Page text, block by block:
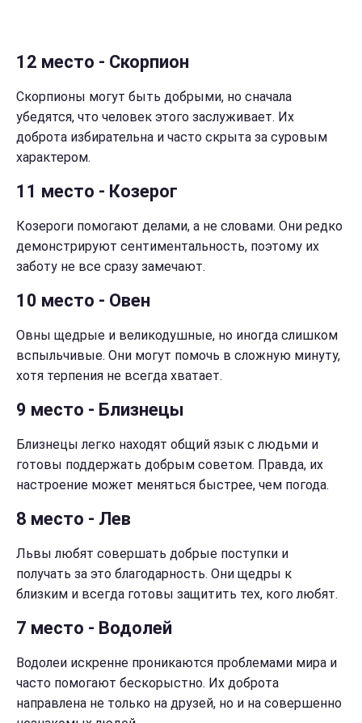
12 место - Скорпион
Скорпионы могут быть добрыми, но сначала
убедятся, что человек этого заслуживает. Их
доброта избирательна и часто скрыта за суровым
характером.
11 место - Козерог
Козероги помогают делами, а не словами. Они редко
демонстрируют сентиментальность, поэтому их
заботу не все сразу замечают.
10 место - Овен
Овны щедрые и великодушные, но иногда слишком
вспыльчивые. Они могут помочь в сложную минуту,
хотя терпения не всегда хватает.
9 место - Близнецы
Близнецы легко находят общий язык с людьми и
готовы поддержать добрым советом. Правда, их
настроение может меняться быстрее, чем погода.
8 место - Лев
Львы любят совершать добрые поступки и
получать за это благодарность. Они щедры к
близким и всегда готовы защитить тех, кого любят.
7 место - Водолей
Водолеи искренне проникаются проблемами мира и
часто помогают бескорыстно. Их доброта
направлена не только на друзей, но и на совершенно